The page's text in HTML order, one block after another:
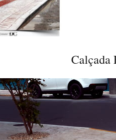
Calçada